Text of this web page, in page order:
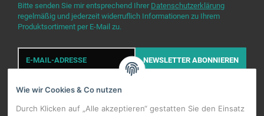
Bitte senden Sie mir entsprechend Ihrer Datenschutzerklärung
regelmäßig und jederzeit widerruflich Informationen zu Ihrem
Produktsortiment per E-Mail zu.
E-
Mail-
Adresse
NEWSLETTER ABONNIEREN
Wie wir Cookies & Co nutzen
Durch Klicken auf „Alle akzeptieren“ gestatten Sie den Einsatz